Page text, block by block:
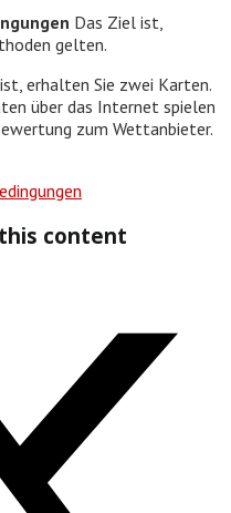
Das Ziel ist,
gelten.
erhalten Sie zwei Karten.
über das Internet spielen
zum Wettanbieter.
content